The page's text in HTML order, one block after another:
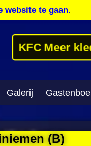
website te gaan.
KFC Meer
Galerij
(B)